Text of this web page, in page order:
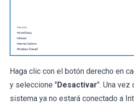
Haga clic con el botón derecho en
y seleccione "Desactivar". Una vez
sistema ya no estará conectado a